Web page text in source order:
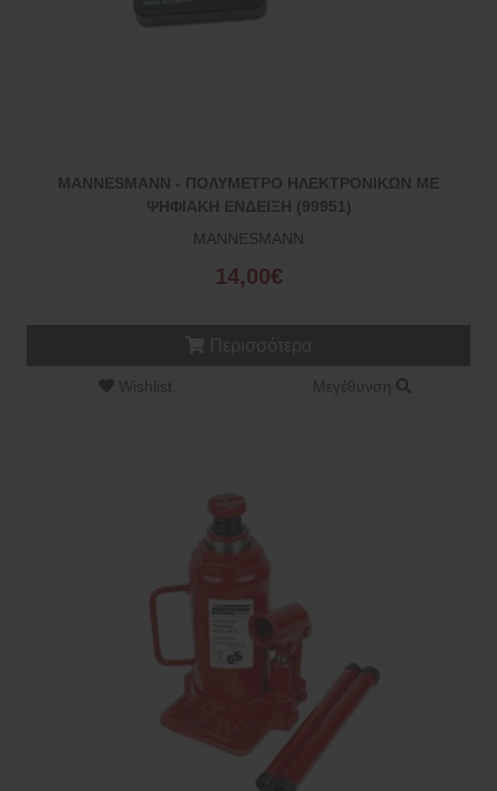
MANNESMANN - ΠΟΛΥΜΕΤΡΟ ΗΛΕΚΤΡΟΝΙΚΩΝ ΜΕ
ΨΗΦΙΑΚΗ ΕΝΔΕΙΞΗ (99951)
MANNESMANN
14,00€
Wishlist Μεγέθυνση